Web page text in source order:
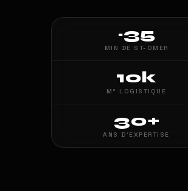
~35
MIN DE ST-OMER
10k
M² LOGISTIQUE
30+
ANS D'EXPERTISE